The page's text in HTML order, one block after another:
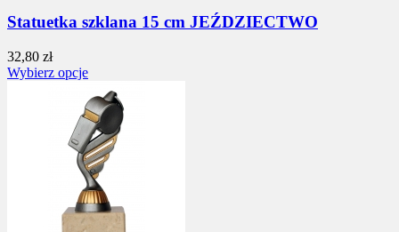
Statuetka szklana 15 cm JEŹDZIECTWO
32,80 zł
Wybierz opcje